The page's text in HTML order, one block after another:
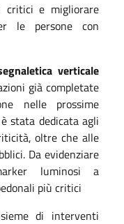
critici e migliorare
le persone con
verticale
già completate
nelle prossime
stata dedicata agli
oltre che alle
Da evidenziare
luminosi a
più critici
di interventi